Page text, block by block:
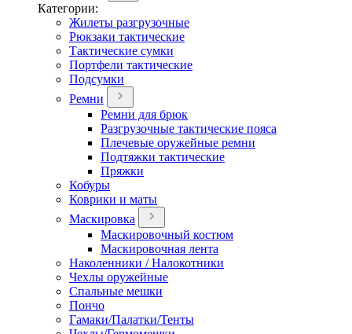
Категории:
Жилеты разгрузочные
Рюкзаки тактические
Тактические сумки
Портфели тактические
Подсумки
Ремни
Ремни для брюк
Разгрузочные тактические пояса
Плечевые оружейные ремни
Подтяжки тактические
Пряжки
Кобуры
Коврики и маты
Маскировка
Маскировочный костюм
Маскировочная лента
Наколенники / Налокотники
Чехлы оружейные
Спальные мешки
Пончо
Гамаки/Палатки/Тенты